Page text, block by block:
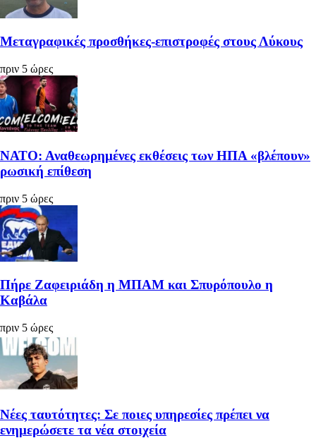
Μεταγραφικές προσθήκες-επιστροφές στους Λύκους
πριν 5 ώρες
ΝΑΤΟ: Αναθεωρημένες εκθέσεις των ΗΠΑ «βλέπουν»
ρωσική επίθεση
πριν 5 ώρες
Πήρε Ζαφειριάδη η ΜΠΑΜ και Σπυρόπουλο η
Καβάλα
πριν 5 ώρες
Νέες ταυτότητες: Σε ποιες υπηρεσίες πρέπει να
ενημερώσετε τα νέα στοιχεία